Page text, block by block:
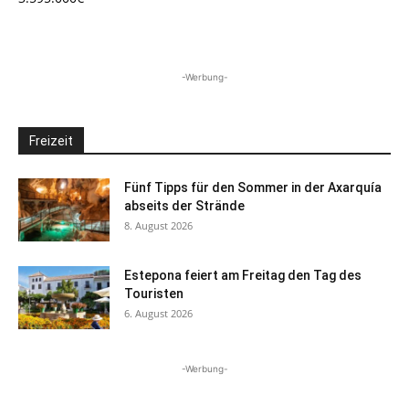
-Werbung-
Freizeit
Fünf Tipps für den Sommer in der Axarquía
abseits der Strände
8. August 2026
Estepona feiert am Freitag den Tag des
Touristen
6. August 2026
-Werbung-